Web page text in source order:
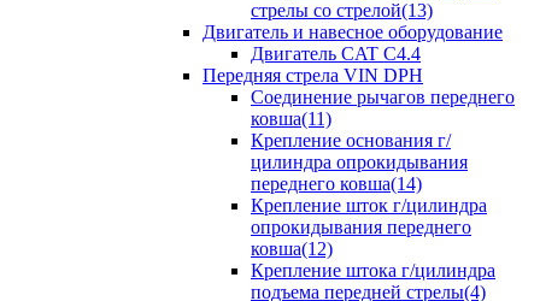
стрелы со стрелой(13)
Двигатель и навесное оборудование
Двигатель CAT C4.4
Передняя стрела VIN DPH
Cоединение рычагов переднего
ковша(11)
Крепление основания г/
цилиндра опрокидывания
переднего ковша(14)
Крепление шток г/цилиндра
опрокидывания переднего
ковша(12)
Крепление штока г/цилиндра
подъема передней стрелы(4)